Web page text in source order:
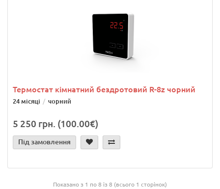
Термостат кімнатний бездротовий R-8z чорний
24 місяці чорний
5 250 грн. (100.00€)
Під замовлення
Показано з 1 по 8 із 8 (всього 1 сторінок)